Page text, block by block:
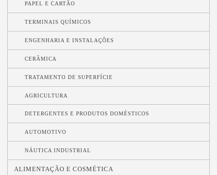
PAPEL E CARTÃO
TERMINAIS QUÍMICOS
ENGENHARIA E INSTALAÇÕES
CERÂMICA
TRATAMENTO DE SUPERFÍCIE
AGRICULTURA
DETERGENTES E PRODUTOS DOMÉSTICOS
AUTOMOTIVO
NÁUTICA INDUSTRIAL
ALIMENTAÇÃO E COSMÉTICA